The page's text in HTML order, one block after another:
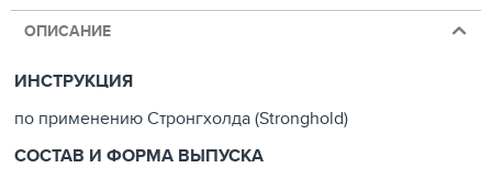
ОПИСАНИЕ
ИНСТРУКЦИЯ
по применению Стронгхолда (Stronghold)
СОСТАВ И ФОРМА ВЫПУСКА